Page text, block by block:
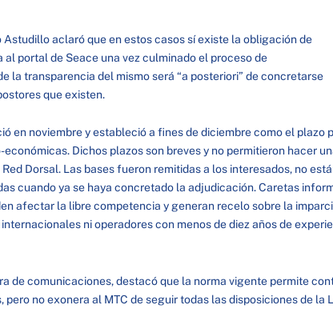
aclaró que en estos casos sí existe la obligación de
portal de Seace una vez culminado el proceso de
la transparencia del mismo será “a posteriori” de concretarse
que existen.
en noviembre y estableció a fines de diciembre como el plazo
Dichos plazos son breves y no permitieron hacer
Dorsal. Las bases fueron remitidas a los interesados, no
cuando ya se haya concretado la adjudicación. Caretas
afectar la libre competencia y generan recelo sobre la
ni operadores con menos de diez años de
de comunicaciones, destacó que la norma vigente permite
no exonera al MTC de seguir todas las disposiciones de la